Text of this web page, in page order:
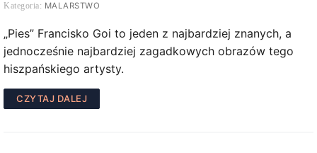
MALARSTWO
„Pies” Francisko Goi to jeden z najbardziej znanych, a
jednocześnie najbardziej zagadkowych obrazów tego
hiszpańskiego artysty.
CZYTAJ DALEJ